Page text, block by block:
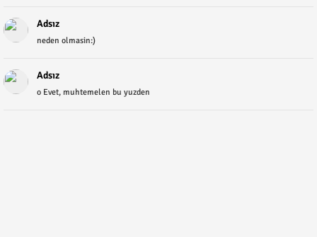
Adsız
neden olmasin:)
Adsız
o Evet, muhtemelen bu yuzden